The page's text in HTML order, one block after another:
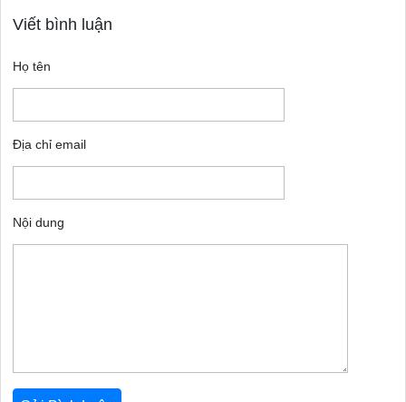
Viết bình luận
Họ tên
Địa chỉ email
Nội dung